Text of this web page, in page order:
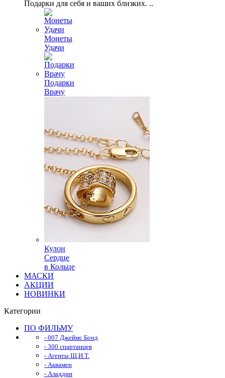
Подарки для себя и ваших близких. ..
Монеты
Удачи
Подарки
Врачу
Кулон
Сердце
в Кольце
МАСКИ
АКЦИИ
НОВИНКИ
Категории
ПО ФИЛЬМУ
- 007 Джеймс Бонд
- 300 спартанцев
- Агенты Щ.И.Т.
- Аквамен
- Аладдин